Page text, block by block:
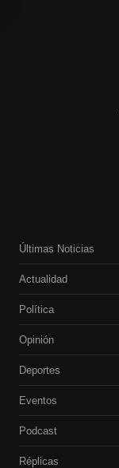
Últimas Noticias
Actualidad
Política
Opinión
Deportes
Eventos
Podcast
Réplicas